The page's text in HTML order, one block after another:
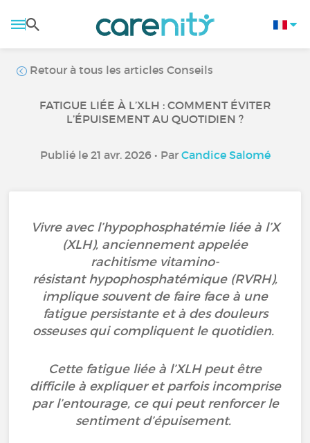
Retour à tous les articles Conseils
FATIGUE LIÉE À L’XLH : COMMENT ÉVITER
L’ÉPUISEMENT AU QUOTIDIEN ?
Publié le 21 avr. 2026 • Par Candice Salomé
Vivre avec l’hypophosphatémie liée à l’X
(XLH), anciennement appelée
rachitisme vitamino-
résistant hypophosphatémique (RVRH),
implique souvent de faire face à une
fatigue persistante et à des douleurs
osseuses qui compliquent le quotidien.
Cette fatigue liée à l’XLH peut être
difficile à expliquer et parfois incomprise
par l’entourage, ce qui peut renforcer le
sentiment d’épuisement.